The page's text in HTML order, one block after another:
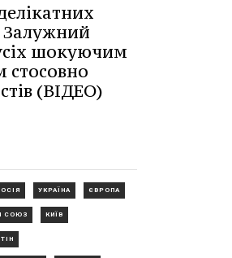
шокуючим
стосовно
(ВІДЕО)
УКРАЇНА ЄВРОПА
СОЮЗ КИЇВ